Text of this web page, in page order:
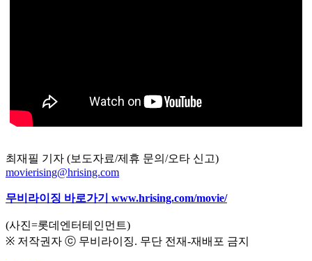
최재필 기자 (보도자료/제휴 문의/오타 신고)
movierising@hrising.com
무비라이징 바로가기 www.hrising.com/movie/
(사진=롯데엔터테인먼트)
※ 저작권자 ⓒ 무비라이징. 무단 전재-재배포 금지